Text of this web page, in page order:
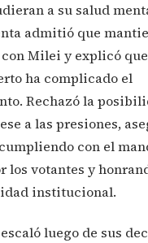
a su salud
admitió que
Milei y explicó
ha complicado el
Rechazó la
a las presiones,
con el
los votantes y
institucional.
luego de sus